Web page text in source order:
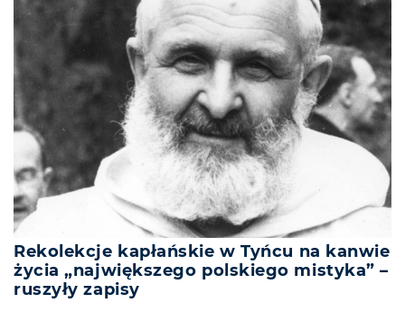
Rekolekcje kapłańskie w Tyńcu na kanwie
życia „największego polskiego mistyka” –
ruszyły zapisy